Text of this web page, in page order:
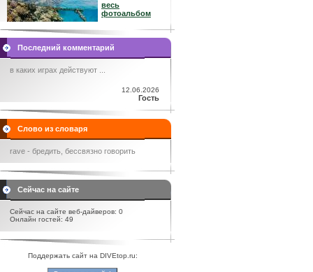
весь
фотоальбом
Последний комментарий
в каких играх действуют ...
12.06.2026
Гость
Слово из словаря
rave - бредить, бессвязно говорить
Сейчас на сайте
Сейчас на сайте веб-дайверов: 0
Онлайн гостей: 49
Поддержать сайт на DIVEtop.ru: